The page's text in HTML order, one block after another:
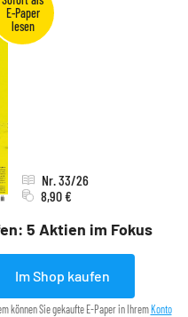
5 Aktien im Fokus
Nr. 33/26
8,90 €
Im Shop kaufen
können Sie gekaufte E-Paper in Ihrem Konto